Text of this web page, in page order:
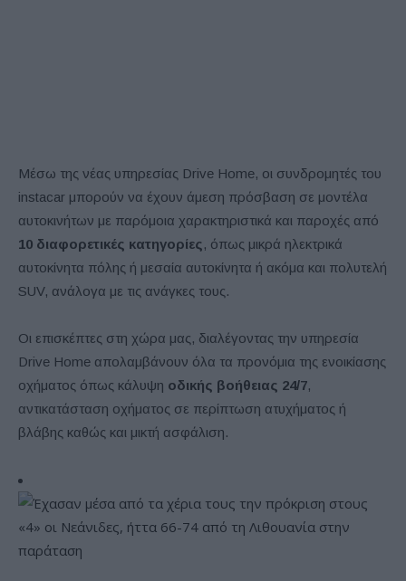
Μέσω της νέας υπηρεσίας Drive Home, οι συνδρομητές του
instacar μπορούν να έχουν άμεση πρόσβαση σε μοντέλα
αυτοκινήτων με παρόμοια χαρακτηριστικά και παροχές από
10 διαφορετικές κατηγορίες , όπως μικρά ηλεκτρικά
αυτοκίνητα πόλης ή μεσαία αυτοκίνητα ή ακόμα και πολυτελή
SUV, ανάλογα με τις ανάγκες τους.
Οι επισκέπτες στη χώρα μας, διαλέγοντας την υπηρεσία
Drive Home απολαμβάνουν όλα τα προνόμια της ενοικίασης
οχήματος όπως κάλυψη οδικής βοήθειας 24/7,
αντικατάσταση οχήματος σε περίπτωση ατυχήματος ή
βλάβης καθώς και μικτή ασφάλιση.